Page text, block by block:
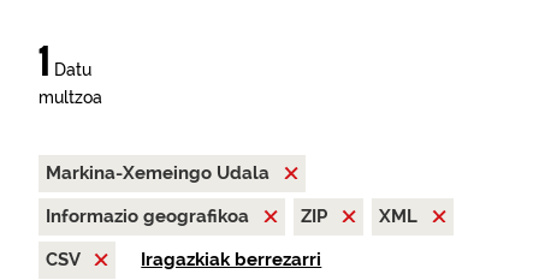
1 Datu
multzoa
Markina-Xemeingo Udala
Informazio geografikoa
ZIP
XML
CSV
Iragazkiak berrezarri